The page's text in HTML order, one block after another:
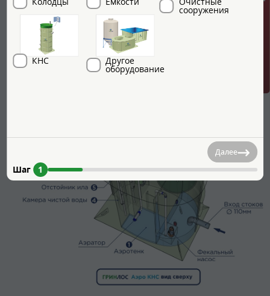
посредством эрлифта возвращается в первую камеру.
сооружения
КНС Другое
оборудование
Шаг 1
Далее